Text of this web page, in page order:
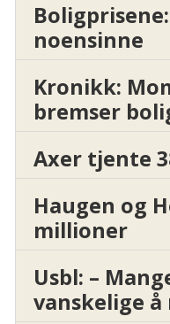
noensinne
Kronikk:
bremser
Axer tjente
Haugen og
millioner
Usbl: –
vanskelige å